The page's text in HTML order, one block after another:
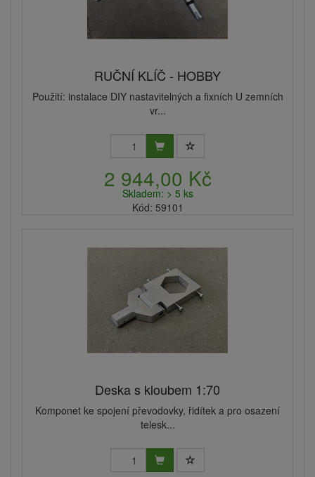
RUČNÍ KLÍČ - HOBBY
Použití: instalace DIY nastavitelných a fixních U zemních
vr...
2 944,00 Kč
Skladem: > 5 ks
Kód: 59101
Deska s kloubem 1:70
Komponet ke spojení převodovky, řidítek a pro osazení
telesk...